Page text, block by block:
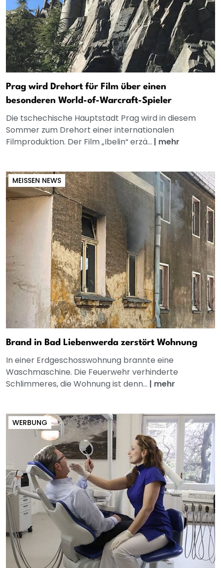
Prag wird Drehort für Film über einen
besonderen World-of-Warcraft-Spieler
Die tschechische Hauptstadt Prag wird in diesem
Sommer zum Drehort einer internationalen
Filmproduktion. Der Film „Ibelin“ erzä... | mehr
MEISSEN NEWS
Brand in Bad Liebenwerda zerstört Wohnung
In einer Erdgeschosswohnung brannte eine
Waschmaschine. Die Feuerwehr verhinderte
Schlimmeres, die Wohnung ist denn... | mehr
WERBUNG